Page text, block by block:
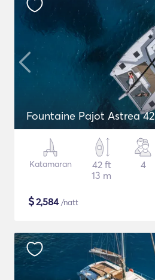
Fountaine Pajot Astrea 42
Katamaran
42 ft
13 m
4
$2,584/natt